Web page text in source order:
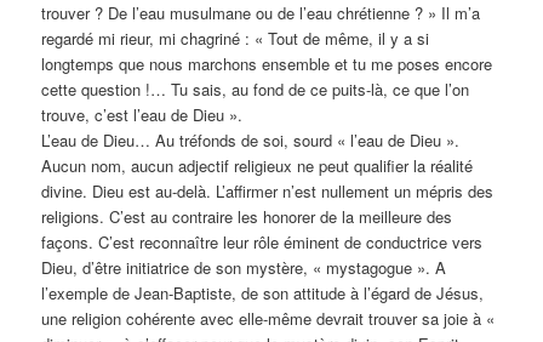
trouver ? De l’eau musulmane ou de l’eau chrétienne ? » Il m’a
regardé mi rieur, mi chagriné : « Tout de même, il y a si
longtemps que nous marchons ensemble et tu me poses encore
cette question !… Tu sais, au fond de ce puits-là, ce que l’on
trouve, c’est l’eau de Dieu ».
L’eau de Dieu… Au tréfonds de soi, sourd « l’eau de Dieu ».
Aucun nom, aucun adjectif religieux ne peut qualifier la réalité
divine. Dieu est au-delà. L’affirmer n’est nullement un mépris des
religions. C’est au contraire les honorer de la meilleure des
façons. C’est reconnaître leur rôle éminent de conductrice vers
Dieu, d’être initiatrice de son mystère, « mystagogue ». A
l’exemple de Jean-Baptiste, de son attitude à l’égard de Jésus,
une religion cohérente avec elle-même devrait trouver sa joie à «